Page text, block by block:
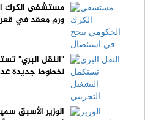
مستشفى الكرك
ورم معقد في
"النقل البري"
لخطوط جديدة
الوزير الأسبق